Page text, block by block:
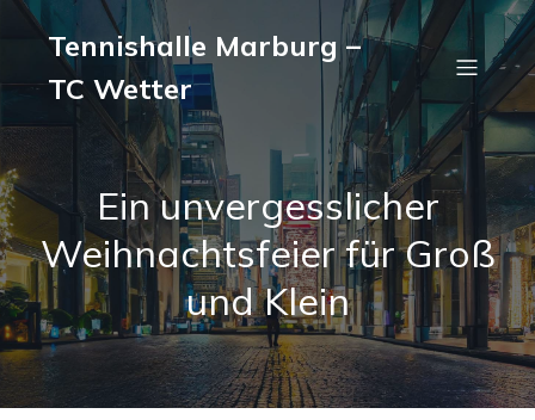
Tennishalle Marburg –
TC Wetter
Ein unvergesslicher
Weihnachtsfeier für Groß
und Klein